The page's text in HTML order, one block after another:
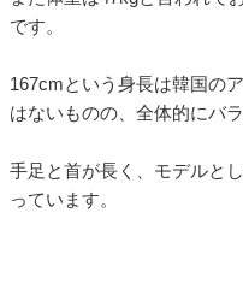
です。
167cmという身長は韓国の
はないものの、全体的にバ
手足と首が長く、モデルと
っています。